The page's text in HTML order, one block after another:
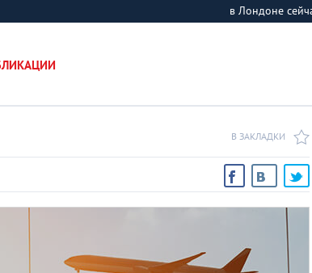
в Лондоне
В ЗАКЛАДКИ